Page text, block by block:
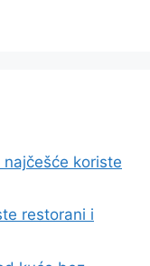
koriste
restorani i